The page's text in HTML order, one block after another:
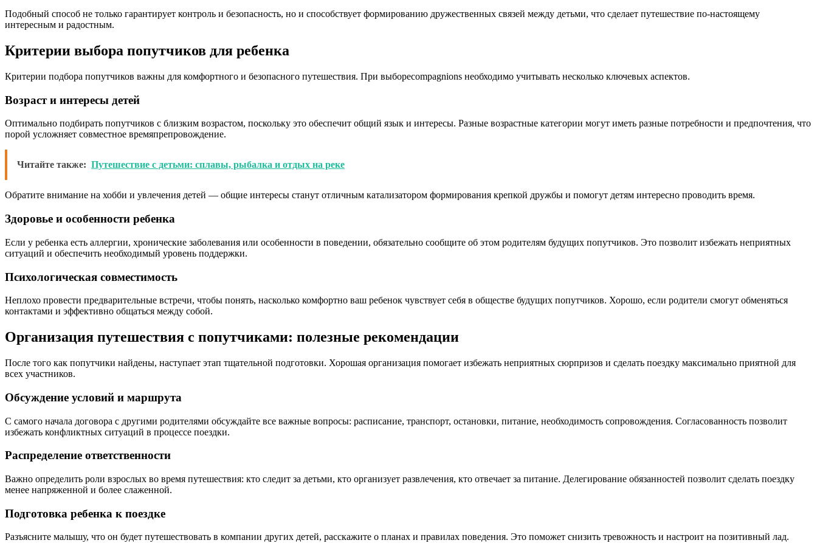
Подобный способ не только гарантирует контроль и безопасность, но и способствует формированию дружественных связей между детьми, что сделает путешествие по-настоящему
интересным и радостным.
Критерии выбора попутчиков для ребенка
Критерии подбора попутчиков важны для комфортного и безопасного путешествия. При выбореcompagnions необходимо учитывать несколько ключевых аспектов.
Возраст и интересы детей
Оптимально подбирать попутчиков с близким возрастом, поскольку это обеспечит общий язык и интересы. Разные возрастные категории могут иметь разные потребности и предпочтения, что
порой усложняет совместное времяпрепровождение.
Читайте также: Путешествие с детьми: сплавы, рыбалка и отдых на реке
Обратите внимание на хобби и увлечения детей — общие интересы станут отличным катализатором формирования крепкой дружбы и помогут детям интересно проводить время.
Здоровье и особенности ребенка
Если у ребенка есть аллергии, хронические заболевания или особенности в поведении, обязательно сообщите об этом родителям будущих попутчиков. Это позволит избежать неприятных
ситуаций и обеспечить необходимый уровень поддержки.
Психологическая совместимость
Неплохо провести предварительные встречи, чтобы понять, насколько комфортно ваш ребенок чувствует себя в обществе будущих попутчиков. Хорошо, если родители смогут обменяться
контактами и эффективно общаться между собой.
Организация путешествия с попутчиками: полезные рекомендации
После того как попутчики найдены, наступает этап тщательной подготовки. Хорошая организация помогает избежать неприятных сюрпризов и сделать поездку максимально приятной для
всех участников.
Обсуждение условий и маршрута
С самого начала договора с другими родителями обсуждайте все важные вопросы: расписание, транспорт, остановки, питание, необходимость сопровождения. Согласованность позволит
избежать конфликтных ситуаций в процессе поездки.
Распределение ответственности
Важно определить роли взрослых во время путешествия: кто следит за детьми, кто организует развлечения, кто отвечает за питание. Делегирование обязанностей позволит сделать поездку
менее напряженной и более слаженной.
Подготовка ребенка к поездке
Разъясните малышу, что он будет путешествовать в компании других детей, расскажите о планах и правилах поведения. Это поможет снизить тревожность и настроит на позитивный лад.